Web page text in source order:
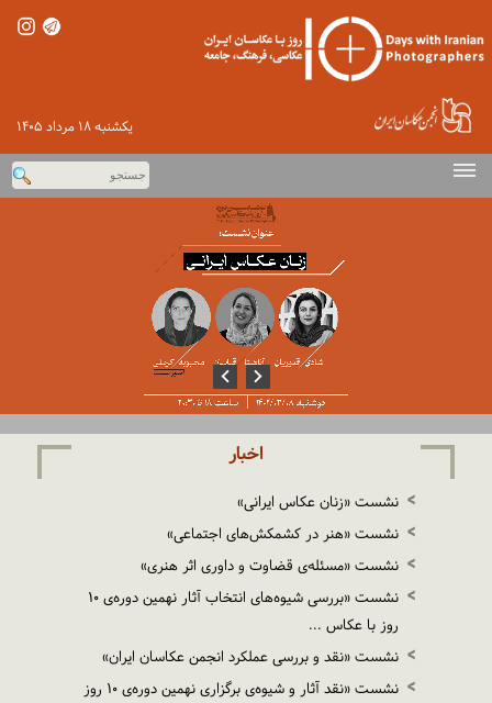
یكشنبه ۱۸ مرداد ۱۴۰۵
گزارش تصویری
تماس با ما
اخبار
نشست «زنان عکاس ایرانی»
نشست «هنر در کشمکش‌های اجتماعی»
نشست «مسئله‌ی قضاوت و داوری اثر هنری»
نشست «بررسی شیوه‌های انتخاب آثار نهمین دوره‌ی ۱۰
روز با عکاس ...
نشست «نقد و بررسی عملکرد انجمن عکاسان ایران»
نشست «نقد آثار و شیوه‌ی برگزاری نهمین دوره‌ی ۱۰ روز